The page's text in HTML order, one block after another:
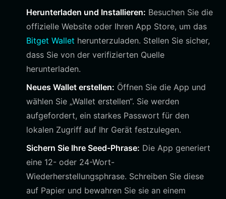
Herunterladen und Installieren: Besuchen Sie die
offizielle Website oder Ihren App Store, um das
Bitget Wallet herunterzuladen. Stellen Sie sicher,
dass Sie von der verifizierten Quelle
herunterladen.
Neues Wallet erstellen: Öffnen Sie die App und
wählen Sie „Wallet erstellen“. Sie werden
aufgefordert, ein starkes Passwort für den
lokalen Zugriff auf Ihr Gerät festzulegen.
Sichern Sie Ihre Seed-Phrase: Die App generiert
eine 12- oder 24-Wort-
Wiederherstellungsphrase. Schreiben Sie diese
auf Papier und bewahren Sie sie an einem